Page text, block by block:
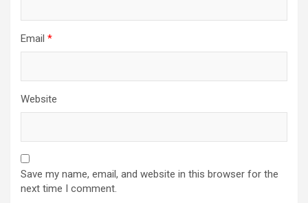
Email *
Website
Save my name, email, and website in this browser for the
next time I comment.